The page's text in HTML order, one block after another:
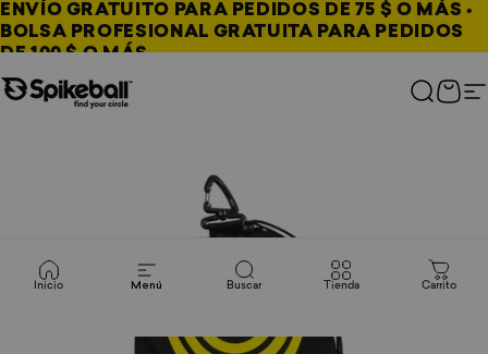
Ir al contenido
ENVÍO GRATUITO PARA PEDIDOS DE 75 $ O MÁS •
BOLSA PROFESIONAL GRATUITA PARA PEDIDOS
DE 100 $ O MÁS
Tienda Spikeball Buscar
Inicio Menú Buscar Tienda Carrito